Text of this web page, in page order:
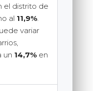
el distrito de
al 11,9%.
variar
un 14,7%en